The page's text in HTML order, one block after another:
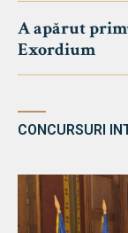
A apărut
Exordium
CONCURSURI